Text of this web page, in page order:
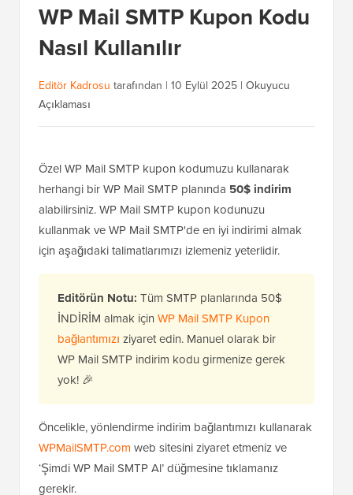
WP Mail SMTP Kupon Kodu
Nasıl Kullanılır
Editör Kadrosu tarafından | 10 Eylül 2025 | Okuyucu
Açıklaması
Özel WP Mail SMTP kupon kodumuzu kullanarak
herhangi bir WP Mail SMTP planında 50$ indirim
alabilirsiniz. WP Mail SMTP kupon kodunuzu
kullanmak ve WP Mail SMTP'de en iyi indirimi almak
için aşağıdaki talimatlarımızı izlemeniz yeterlidir.
Editörün Notu: Tüm SMTP planlarında 50$
İNDİRİM almak için WP Mail SMTP Kupon
bağlantımızı ziyaret edin. Manuel olarak bir
WP Mail SMTP indirim kodu girmenize gerek
yok! 🎉
Öncelikle, yönlendirme indirim bağlantımızı kullanarak
WPMailSMTP.com web sitesini ziyaret etmeniz ve
‘Şimdi WP Mail SMTP Al’ düğmesine tıklamanız
gerekir.